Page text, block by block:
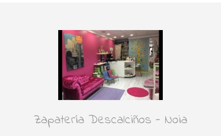
Zapatería Descalciños - Noia